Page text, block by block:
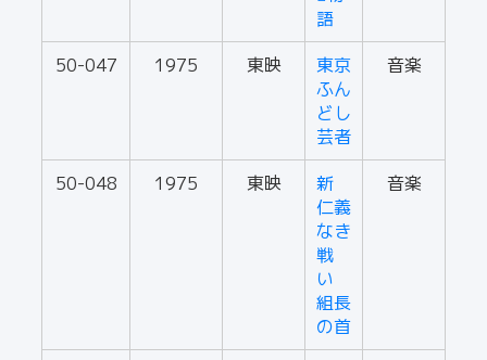
語
50-047 1975 東映
東京
ふん
どし
芸者
音楽
50-048 1975 東映
新
仁義
なき
戦
い
組長
の首
音楽